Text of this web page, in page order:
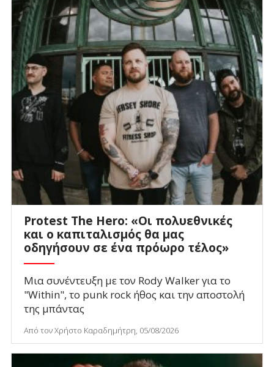
Protest The Hero: «Οι πολυεθνικές
και ο καπιταλισμός θα μας
οδηγήσουν σε ένα πρόωρο τέλος»
Μια συνέντευξη με τον Rody Walker για το
"Within", το punk rock ήθος και την αποστολή
της μπάντας
Από τον Χρήστο Καραδημήτρη, 05/08/2026